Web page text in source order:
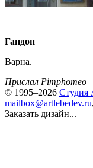
Гандон
Варна.
Прислал Pimphomeo
© 1995–2026 Студия
mailbox@artlebedev.ru,
Заказать дизайн...